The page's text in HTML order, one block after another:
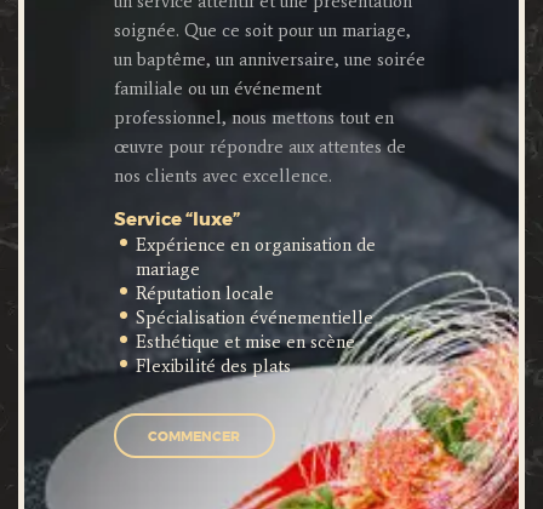
soignée. Que ce soit pour un mariage,
un baptême, un anniversaire, une soirée
familiale ou un événement
professionnel, nous mettons tout en
œuvre pour répondre aux attentes de
nos clients avec excellence.
Service “luxe”
Expérience en organisation de
mariage
Réputation locale
Spécialisation événementielle
Esthétique et mise en scène
Flexibilité des plats
COMMENCER